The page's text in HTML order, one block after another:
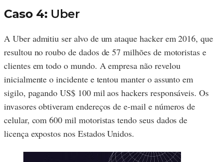
Caso 4: Uber
A Uber admitiu ser alvo de um ataque hacker em 2016, que
resultou no roubo de dados de 57 milhões de motoristas e
clientes em todo o mundo. A empresa não revelou
inicialmente o incidente e tentou manter o assunto em
sigilo, pagando US$ 100 mil aos hackers responsáveis. Os
invasores obtiveram endereços de e-mail e números de
celular, com 600 mil motoristas tendo seus dados de
licença expostos nos Estados Unidos.